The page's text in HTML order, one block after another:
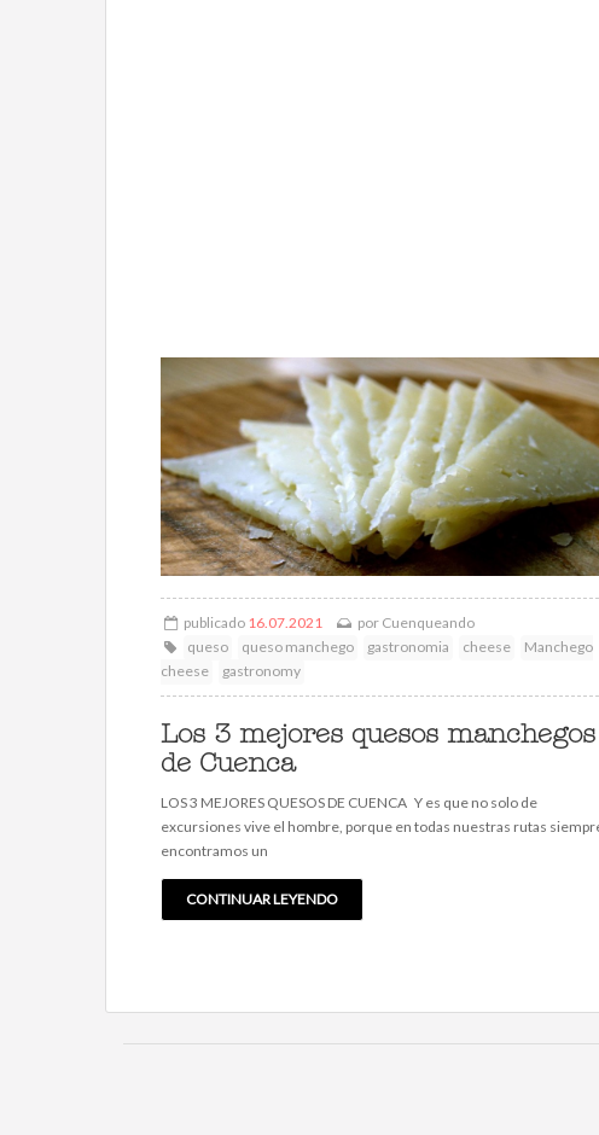
publicado 16.07.2021 por Cuenqueando
queso
queso manchego gastronomia cheese
Manchego
cheese
gastronomy
Los 3 mejores quesos manchegos
de Cuenca
LOS 3 MEJORES QUESOS DE CUENCA Y es que no solo de
excursiones vive el hombre, porque en todas nuestras rutas
encontramos un
CONTINUAR LEYENDO